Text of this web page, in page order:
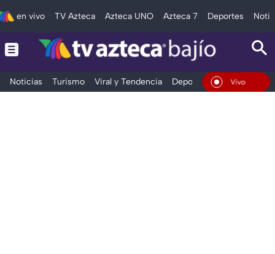
en vivo TV Azteca Azteca UNO Azteca 7 Deportes
Noticias Turismo Viral y Tendencia Deportes Espectáculos
En Vivo